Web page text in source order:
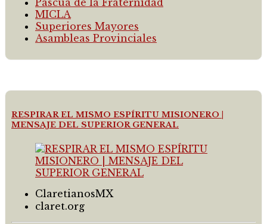
MICLA
Superiores Mayores
Asambleas Provinciales
RESPIRAR EL MISMO ESPÍRITU MISIONERO |
MENSAJE DEL SUPERIOR GENERAL
ClaretianosMX
claret.org